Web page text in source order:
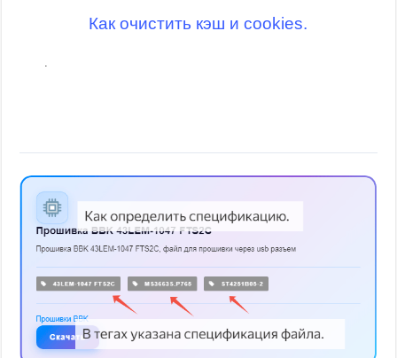
Как очистить кэш и cookies.
.